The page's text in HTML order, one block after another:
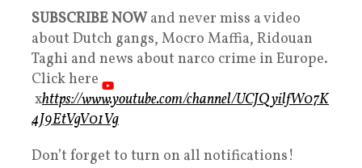
SUBSCRIBE NOWand never miss a video
about Dutch gangs, Mocro Maffia, Ridouan
Taghi and news about narco crime in Europe.
Click here
xhttps://www.youtube.com/channel/UCJQyilfW07K
4J9EtVgV01Vg
Don’t forget to turn on all notifications!